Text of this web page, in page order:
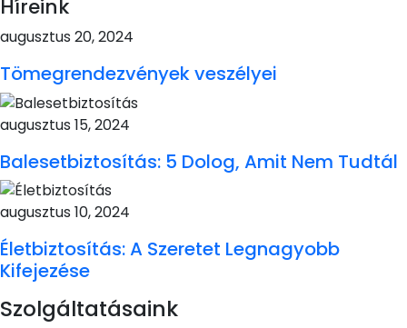
Híreink
augusztus 20, 2024
Tömegrendezvények veszélyei
augusztus 15, 2024
Balesetbiztosítás: 5 Dolog, Amit Nem Tudtál
augusztus 10, 2024
Életbiztosítás: A Szeretet Legnagyobb
Kifejezése
Szolgáltatásaink